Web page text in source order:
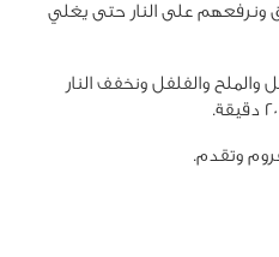
ونرفعهم على النار حتى يغلي
والفلفل ونخفف النار
وتقدم.